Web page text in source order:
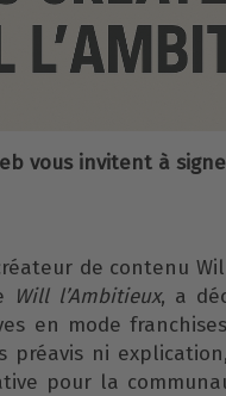
vous invitent à
de contenu
Will l’Ambitieux, a
en mode
préavis ni
pour la